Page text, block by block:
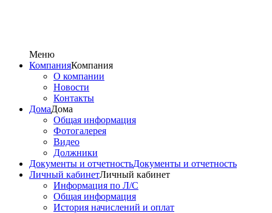
Меню
КомпанияКомпания
О компании
Новости
Контакты
ДомаДома
Общая информация
Фотогалерея
Видео
Должники
Документы и отчетностьДокументы и отчетность
Личный кабинетЛичный кабинет
Информация по Л/С
Общая информация
История начислений и оплат